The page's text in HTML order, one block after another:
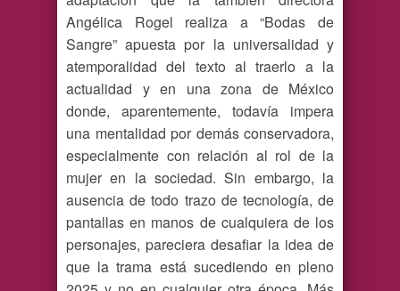
Angélica Rogel realiza a “Bodas de
Sangre” apuesta por la universalidad y
atemporalidad del texto al traerlo a la
actualidad y en una zona de México
donde, aparentemente, todavía impera
una mentalidad por demás conservadora,
especialmente con relación al rol de la
mujer en la sociedad. Sin embargo, la
ausencia de todo trazo de tecnología, de
pantallas en manos de cualquiera de los
personajes, pareciera desafiar la idea de
que la trama está sucediendo en pleno